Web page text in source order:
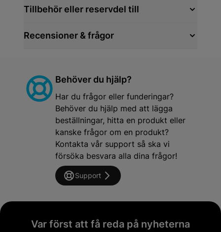
Tillbehör eller reservdel till
Recensioner & frågor
Behöver du hjälp?
Har du frågor eller funderingar?
Behöver du hjälp med att lägga
beställningar, hitta en produkt eller
kanske frågor om en produkt?
Kontakta vår support så ska vi
försöka besvara alla dina frågor!
Support
Var först att få reda på nyheterna